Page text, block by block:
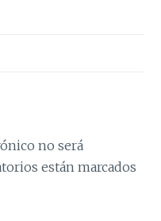
no será
están marcados